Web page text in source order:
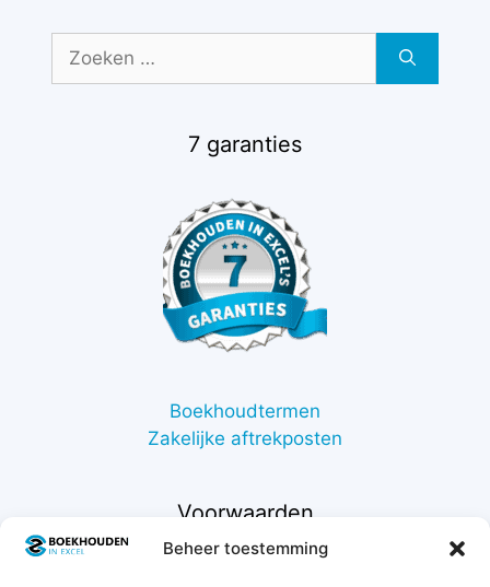
Beheer toestemming
naar:
7 garanties
Boekhoudtermen
Zakelijke aftrekposten
Voorwaarden